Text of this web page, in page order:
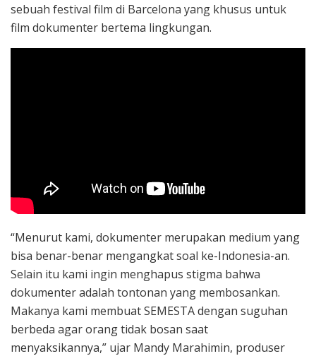
sebuah festival film di Barcelona yang khusus untuk
film dokumenter bertema lingkungan.
“Menurut kami, dokumenter merupakan medium yang
bisa benar-benar mengangkat soal ke-Indonesia-an.
Selain itu kami ingin menghapus stigma bahwa
dokumenter adalah tontonan yang membosankan.
Makanya kami membuat SEMESTA dengan suguhan
berbeda agar orang tidak bosan saat
menyaksikannya,” ujar Mandy Marahimin, produser